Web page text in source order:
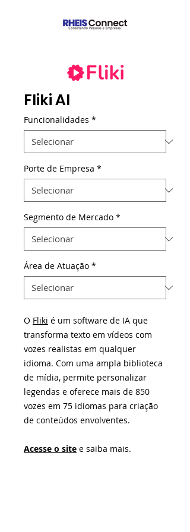
Fliki AI
Funcionalidades *
Porte de Empresa *
Segmento de Mercado *
Área de Atuação *
O Fliki é um software de IA que
transforma texto em vídeos com
vozes realistas em qualquer
idioma. Com uma ampla biblioteca
de mídia, permite personalizar
legendas e oferece mais de 850
vozes em 75 idiomas para criação
de conteúdos envolventes.
Acesse o site e saiba mais.